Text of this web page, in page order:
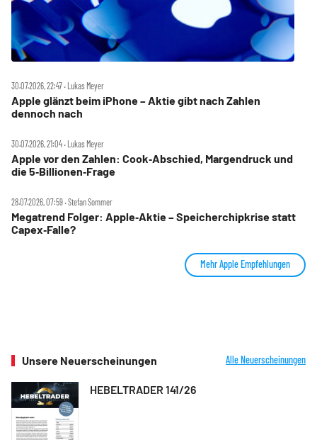
30.07.2026, 22:47 ‧ Lukas Meyer
Apple glänzt beim iPhone – Aktie gibt nach Zahlen
dennoch nach
30.07.2026, 21:04 ‧ Lukas Meyer
Apple vor den Zahlen: Cook‑Abschied, Margendruck und
die 5‑Billionen‑Frage
28.07.2026, 07:59 ‧ Stefan Sommer
Megatrend Folger: Apple‑Aktie – Speicherchipkrise statt
Capex‑Falle?
Mehr Apple Empfehlungen
Unsere Neuerscheinungen Alle Neuerscheinungen
HEBELTRADER 141/26